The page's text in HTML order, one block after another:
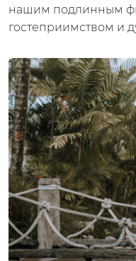
нашим подлинным
гостеприимством и